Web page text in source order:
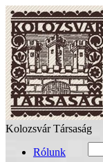
Kolozsvár Társaság
Rólunk